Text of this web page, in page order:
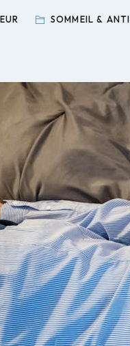
SOMMEIL &